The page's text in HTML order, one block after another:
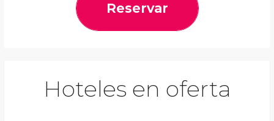
Reservar
Hoteles en oferta